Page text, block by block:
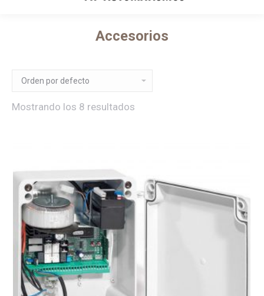
Accesorios
Mostrando los 8 resultados